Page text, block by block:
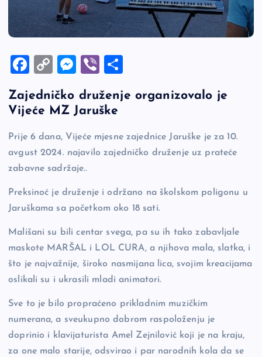
F
c
e
b
o
o
k
C
p
y
Li
n
k
M
se
n
g
er
Vi
er ar
Zajedničko druženje organizovalo je
Vijeće MZ Jaruške
Prije 6 dana, Vijeće mjesne zajednice Jaruške je za 10.
avgust 2024. najavilo zajedničko druženje uz prateće
zabavne sadržaje..
Preksinoć je druženje i održano na školskom poligonu u
Jaruškama sa početkom oko 18 sati.
Mališani su bili centar svega, pa su ih tako zabavljale
maskote MARŠAL i LOL CURA, a njihova mala, slatka, i
što je najvažnije, široko nasmijana lica, svojim kreacijama
oslikali su i ukrasili mladi animatori.
Sve to je bilo propraćeno prikladnim muzičkim
numerana, a sveukupno dobrom raspoloženju je
doprinio i klavijaturista Amel Zejnilović koji je na kraju,
za one malo starije, odsvirao i par narodnih kola da se